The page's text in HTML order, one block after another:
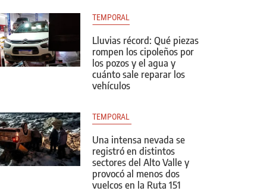
TEMPORAL
Lluvias récord: Qué piezas
rompen los cipoleños por
los pozos y el agua y
cuánto sale reparar los
vehículos
TEMPORAL
Una intensa nevada se
registró en distintos
sectores del Alto Valle y
provocó al menos dos
vuelcos en la Ruta 151